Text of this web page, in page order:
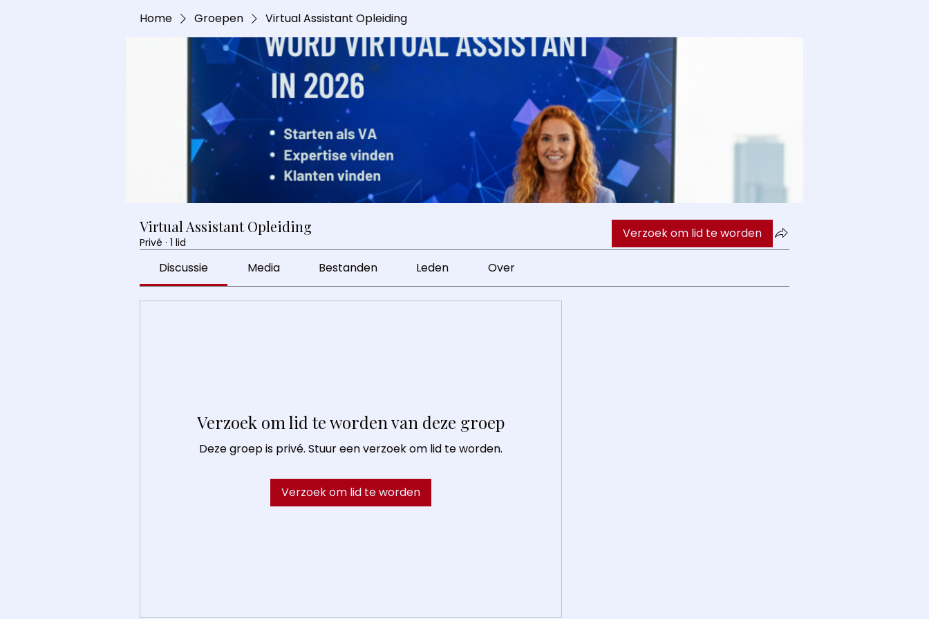
Home Groepen Virtual Assistant Opleiding
Virtual Assistant Opleiding
Privé · 1 lid
Verzoek om lid te worden
Discussie Media Bestanden Leden Over
Verzoek om lid te worden van deze groep
Deze groep is privé. Stuur een verzoek om lid te worden.
Verzoek om lid te worden